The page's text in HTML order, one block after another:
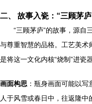
二、 故事入瓷：“三顾茅
“三顾茅庐”的故事，源自
与尊重智慧的品格。工艺美术
是将这一文化内核“烧制”进瓷
画面构思 ：瓶身画面可能以
人于风雪或春日中，往返隆